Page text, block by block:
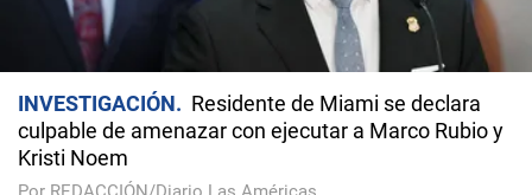
INVESTIGACIÓN
Residente de Miami se declara
culpable de amenazar con ejecutar a Marco Rubio y
Kristi Noem